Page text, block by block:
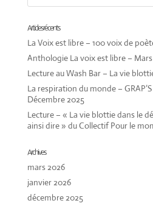
Articles récents
La Voix est libre – 100 voix de
Anthologie La voix est libre –
Lecture au Wash Bar – La vie
La respiration du monde –
Décembre 2025
Lecture – « La vie blottie dans le
ainsi dire » du Collectif Pour le
Archives
mars 2026
janvier 2026
décembre 2025